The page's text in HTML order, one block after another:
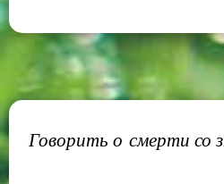
Говорить о смерти со